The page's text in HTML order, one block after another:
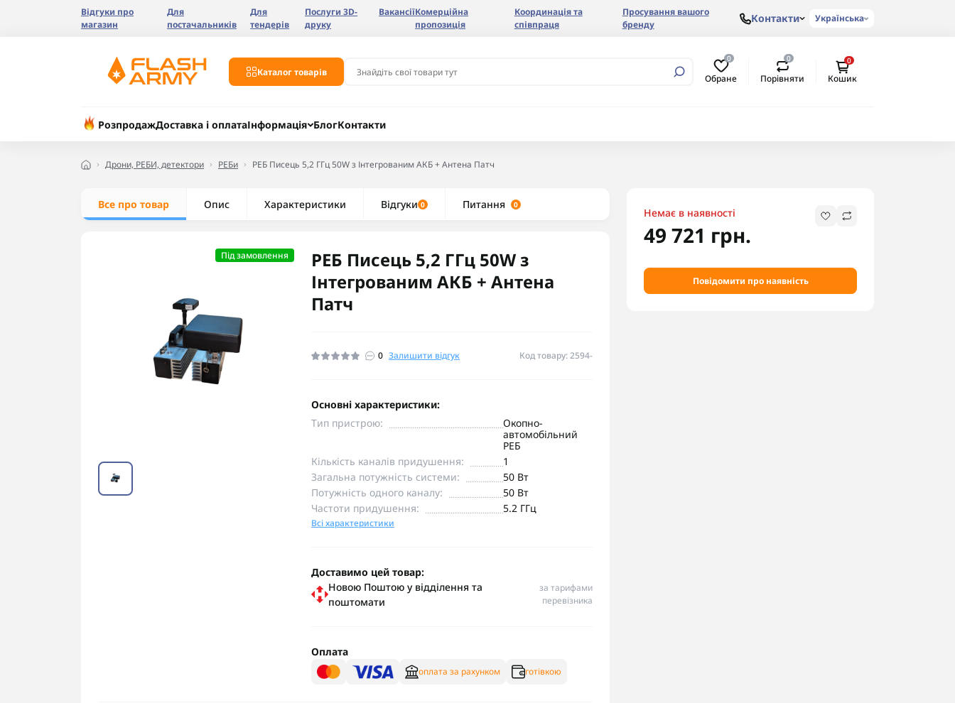
Відгуки про
магазин
Для
постачальників
Для
тендерів
Послуги 3D-
друку
ВакансіїКомерційна
пропозиція
Координація та
співпраця
Просування вашого
бренду
Контакти Українська
Каталог товарів
0
Обране
0
Порівняти
0
Кошик
РозпродажДоставка і оплатаІнформація БлогКонтакти
Дрони, РЕБИ, детектори РЕБи РЕБ Писець 5,2 ГГц 50W з Інтегрованим АКБ + Антена Патч
Все про товар Опис Характеристики Відгуки 0 Питання 0
Під замовлення
РЕБ Писець 5,2 ГГц 50W з
Інтегрованим АКБ + Антена
Патч
0 Залишити відгук Код товару: 2594-
Немає в наявності
49 721 грн.
Повідомити про наявність
Основні характеристики:
Тип пристрою:
Окопно-
автомобільний
РЕБ
Кількість каналів придушення:
1
Загальна потужність системи:
50 Вт
Потужність одного каналу:
50 Вт
Частоти придушення:
5.2 ГГц
Всі характеристики
Доставимо цей товар:
Новою Поштою у відділення та
поштомати
за тарифами
перевізника
Оплата
оплата за рахунком готівкою